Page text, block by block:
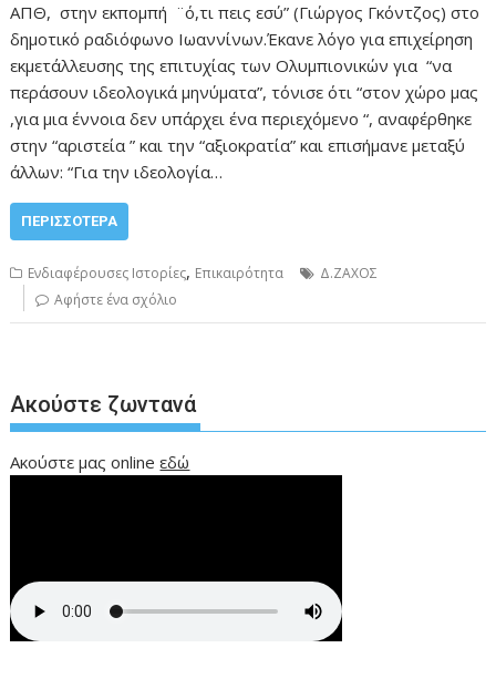
ΑΠΘ, στην εκπομπή ¨ό,τι πεις εσύ” (Γιώργος Γκόντζος) στο
δημοτικό ραδιόφωνο Ιωαννίνων.Έκανε λόγο για επιχείρηση
εκμετάλλευσης της επιτυχίας των Ολυμπιονικών για “να
περάσουν ιδεολογικά μηνύματα”, τόνισε ότι “στον χώρο μας
,για μια έννοια δεν υπάρχει ένα περιεχόμενο “, αναφέρθηκε
στην “αριστεία ” και την “αξιοκρατία” και επισήμανε μεταξύ
άλλων: “Για την ιδεολογία…
ΠΕΡΙΣΣΌΤΕΡΑ
Ενδιαφέρουσες Ιστορίες, Επικαιρότητα
Δ.ΖΑΧΟΣ
Αφήστε ένα σχόλιο
Ακούστε ζωντανά
Ακούστε μας onlineεδώ